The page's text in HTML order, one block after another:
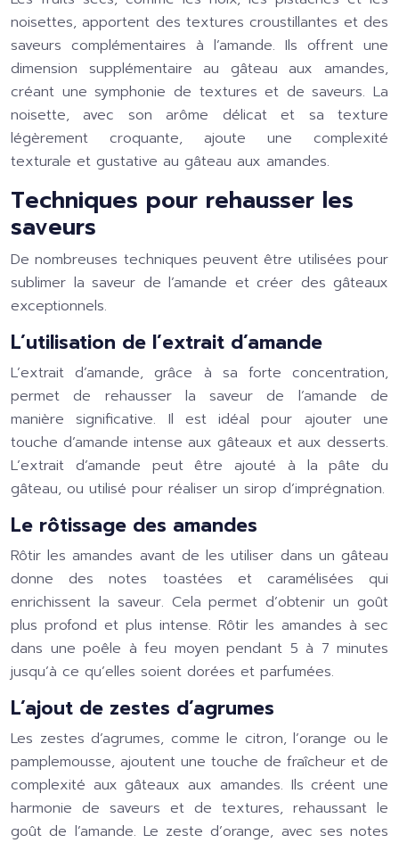
noisettes, apportent des textures croustillantes et des
saveurs complémentaires à l’amande. Ils offrent une
dimension supplémentaire au gâteau aux amandes,
créant une symphonie de textures et de saveurs. La
noisette, avec son arôme délicat et sa texture
légèrement croquante, ajoute une complexité
texturale et gustative au gâteau aux amandes.
Techniques pour rehausser les
saveurs
De nombreuses techniques peuvent être utilisées pour
sublimer la saveur de l’amande et créer des gâteaux
exceptionnels.
L’utilisation de l’extrait d’amande
L’extrait d’amande, grâce à sa forte concentration,
permet de rehausser la saveur de l’amande de
manière significative. Il est idéal pour ajouter une
touche d’amande intense aux gâteaux et aux desserts.
L’extrait d’amande peut être ajouté à la pâte du
gâteau, ou utilisé pour réaliser un sirop d’imprégnation.
Le rôtissage des amandes
Rôtir les amandes avant de les utiliser dans un gâteau
donne des notes toastées et caramélisées qui
enrichissent la saveur. Cela permet d’obtenir un goût
plus profond et plus intense. Rôtir les amandes à sec
dans une poêle à feu moyen pendant 5 à 7 minutes
jusqu’à ce qu’elles soient dorées et parfumées.
L’ajout de zestes d’agrumes
Les zestes d’agrumes, comme le citron, l’orange ou le
pamplemousse, ajoutent une touche de fraîcheur et de
complexité aux gâteaux aux amandes. Ils créent une
harmonie de saveurs et de textures, rehaussant le
goût de l’amande. Le zeste d’orange, avec ses notes